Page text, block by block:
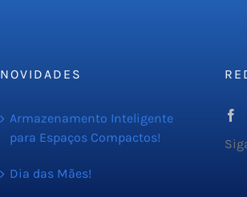
NOVIDADES
Armazenamento Inteligente
para Espaços Compactos!
Dia das Mães!